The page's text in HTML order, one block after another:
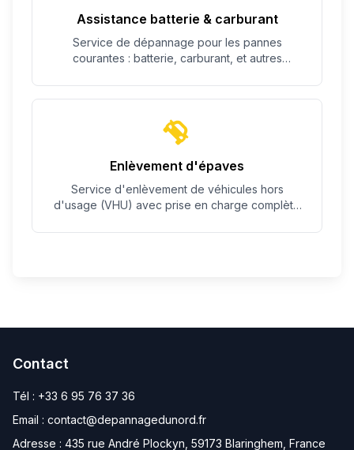
Assistance batterie & carburant
Service de dépannage pour les pannes
courantes : batterie, carburant, et autres
Enlèvement d'épaves
Service d'enlèvement de véhicules hors
d'usage (VHU) avec prise en charge complète
Contact
Tél : +33 6 95 76 37 36
Email : contact@depannagedunord.fr
Adresse : 435 rue André Plockyn, 59173 Blaringhem, France